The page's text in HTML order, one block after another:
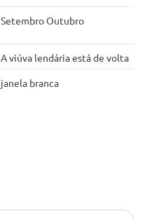
Setembro Outubro
A viúva lendária está de volta
janela branca